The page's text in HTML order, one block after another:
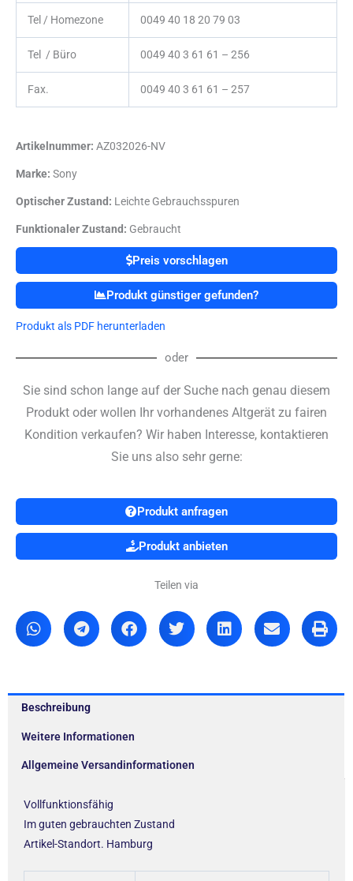
Tel / Homezone 0049 40 18 20 79 03
Tel / Büro 0049 40 3 61 61 – 256
Fax. 0049 40 3 61 61 – 257
Artikelnummer: AZ032026-NV
Marke: Sony
Optischer Zustand: Leichte Gebrauchsspuren
Funktionaler Zustand: Gebraucht
Preis vorschlagen
Produkt günstiger gefunden?
Produkt als PDF herunterladen
oder
Sie sind schon lange auf der Suche nach genau diesem
Produkt oder wollen Ihr vorhandenes Altgerät zu fairen
Kondition verkaufen? Wir haben Interesse, kontaktieren
Sie uns also sehr gerne:
Produkt anfragen
Produkt anbieten
Teilen via
Beschreibung
Weitere Informationen
Allgemeine Versandinformationen
Vollfunktionsfähig
Im guten gebrauchten Zustand
Artikel-Standort. Hamburg